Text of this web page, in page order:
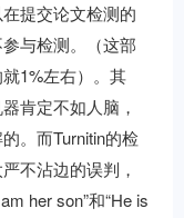
提交论文检测的
与检测。（这部
1%左右）。其
肯定不如人脑，
。而Turnitin的检
不沾边的误判，
her son”和“He is